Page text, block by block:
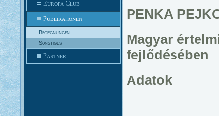
Europa Club
Publikationen
Begegnungen
Sonstiges
Partner
PENKA
Magyar
fejlődésében
Adatok